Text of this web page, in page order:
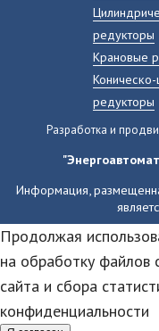
редукторы
Крановые
редукторы
Разработка и
Информация,
Продолжая
на обработку файлов
сайта и сбора
конфиденциальности